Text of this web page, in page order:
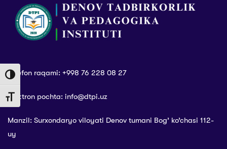
Toggle High Contrast
Toggle Font size
Telefon raqami: +998 76 228 08 27
Elektron pochta: info@dtpi.uz
Manzil: Surxondaryo viloyati Denov tumani Bog’ ko’chasi 112-
uy